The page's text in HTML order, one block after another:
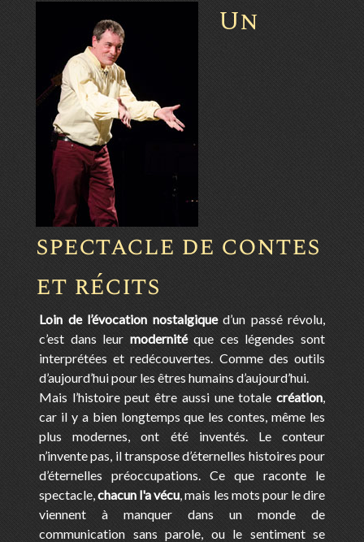
Un
spectacle de contes
et récits
Loin de l’évocation nostalgiqued’un passé révolu,
c’est dans leur modernitéque ces légendes sont
interprétées et redécouvertes. Comme des outils
d’aujourd’hui pour les êtres humains d’aujourd’hui.
Mais l’histoire peut être aussi une totale création
car il y a bien longtemps que les contes, même les
plus modernes, ont été inventés. Le conteur
n’invente pas, il transpose d’éternelles histoires pour
d’éternelles préoccupations. Ce que raconte le
spectacle,chacun l'a vécu , mais les mots pour le dire
viennent à manquer dans un monde de
communication sans parole, ou le sentiment se